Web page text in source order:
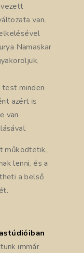
van.
Namaskar
test minden
azért is
van
működtetik,
lenni, és a
a belső
immár